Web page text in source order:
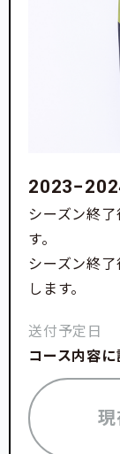
シーズン終
す。
シーズン終
します。
送付予定日
コース内容に
現